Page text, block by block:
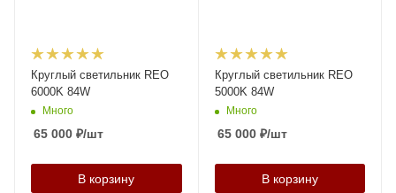
Круглый светильник REO
6000K 84W
Много
65 000 ₽/шт
В корзину
Круглый светильник REO
5000K 84W
Много
65 000₽/шт
В корзину